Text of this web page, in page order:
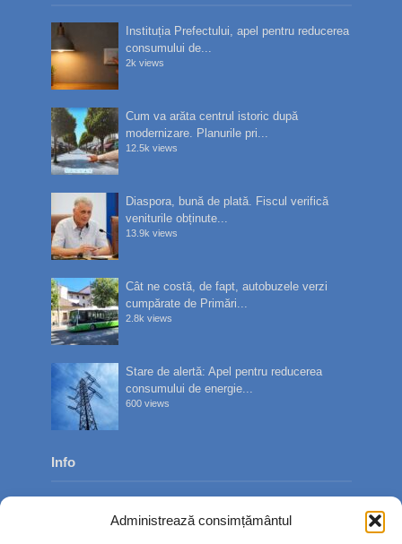
Administrează consimțământul
Instituția Prefectului, apel pentru reducerea
consumului de...
2k views
Cum va arăta centrul istoric după
modernizare. Planurile pri...
12.5k views
Diaspora, bună de plată. Fiscul verifică
veniturile obținute...
13.9k views
Cât ne costă, de fapt, autobuzele verzi
cumpărate de Primări...
2.8k views
Stare de alertă: Apel pentru reducerea
consumului de energie...
600 views
Info